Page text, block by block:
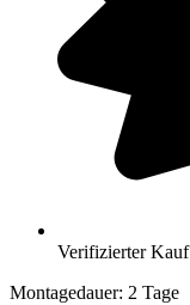
Verifizierter Kauf
Montagedauer: 2 Tage